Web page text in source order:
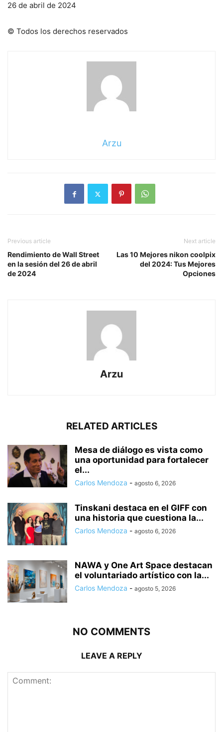
26 de abril de 2024
© Todos los derechos reservados
Arzu
Previous article
Rendimiento de Wall Street
en la sesión del 26 de abril
de 2024
Next article
Las 10 Mejores nikon coolpix
del 2024: Tus Mejores
Opciones
Arzu
RELATED ARTICLES
Mesa de diálogo es vista como
una oportunidad para fortalecer
el...
Carlos Mendoza - agosto 6, 2026
Tinskani destaca en el GIFF con
una historia que cuestiona la...
Carlos Mendoza - agosto 6, 2026
NAWA y One Art Space destacan
el voluntariado artístico con la...
Carlos Mendoza - agosto 5, 2026
NO COMMENTS
LEAVE A REPLY